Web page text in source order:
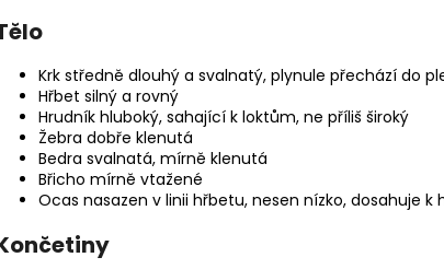
Krk středně dlouhý a svalnatý, plynule přechází do
Hřbet silný a rovný
Hrudník hluboký, sahající k loktům, ne příliš široký
Žebra dobře klenutá
Bedra svalnatá, mírně klenutá
Břicho mírně vtažené
Ocas nasazen v linii hřbetu, nesen nízko, dosahuje k